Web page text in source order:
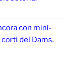
con mini-
del Dams,